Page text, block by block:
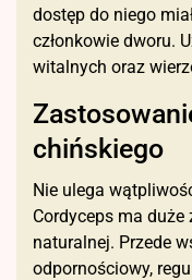
dostęp do niego
członkowie dworu.
witalnych oraz
chińskiego
Nie ulega
Cordyceps ma
naturalnej. Przede
odpornościowy,